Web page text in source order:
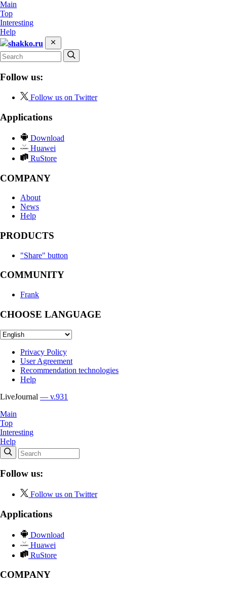
Main
Top
Interesting
Help
shakko.ru
Follow us:
Follow us on Twitter
Applications
Download
Huawei
RuStore
COMPANY
About
News
Help
PRODUCTS
"Share" button
COMMUNITY
Frank
CHOOSE LANGUAGE
Privacy Policy
User Agreement
Recommendation technologies
Help
LiveJournal — v.931
Main
Top
Interesting
Help
Follow us:
Follow us on Twitter
Applications
Download
Huawei
RuStore
COMPANY